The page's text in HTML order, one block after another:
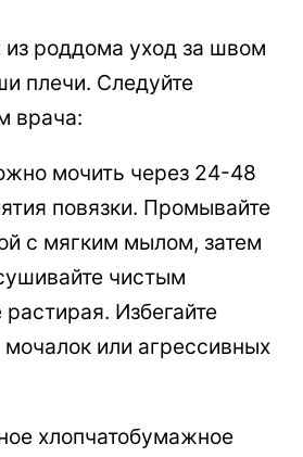
роддома уход за швом
плечи. Следуйте
врача:
мочить через 24-48
повязки. Промывайте
с мягким мылом, затем
чистым
Избегайте
мочалок или агрессивных
хлопчатобумажное